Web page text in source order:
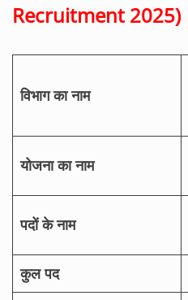
Recruitment 2025)
विभाग का नाम
योजना का नाम
पदों के नाम
कुल पद